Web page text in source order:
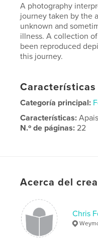
A photography
journey taken by the
unknown and
illness. A collection
been reproduced
this journey.
Categoría principal:
Características:
N.º de páginas:22
Acerca del
Chris